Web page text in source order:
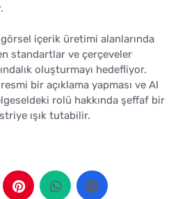
içerik üretimi alanlarında
standartlar ve çerçeveler
oluşturmayı hedefliyor.
bir açıklama yapması ve AI
rolü hakkında şeffaf bir
ışık tutabilir.